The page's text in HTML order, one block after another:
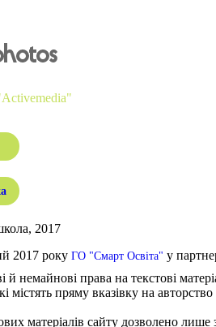
2017
2017 року ГО "Смарт Освіта" у
й немайнові права на текстові
містять пряму вказівку на
матеріалів сайту дозволено